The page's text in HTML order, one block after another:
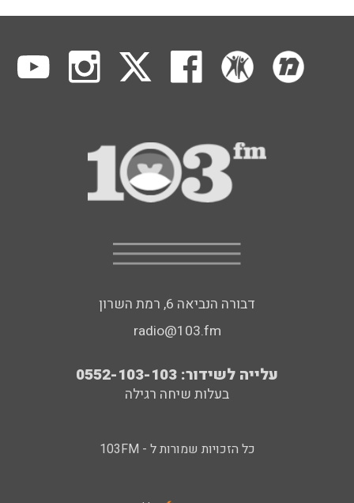
דבורה הנביאה 6, רמת השרון
radio@103.fm
עלייה לשידור: 0552-103-103
בעלות שיחה רגילה
כל הזכויות שמורות ל - 103FM